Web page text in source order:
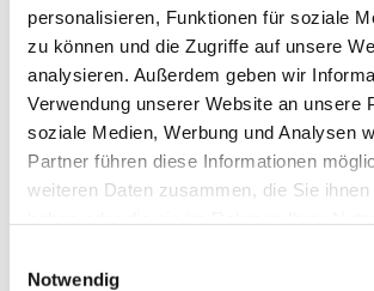
personalisieren, Funktionen für soziale
zu können und die Zugriffe auf unsere
analysieren. Außerdem geben wir
Verwendung unserer Website an unsere
soziale Medien, Werbung und Analysen
Partner führen diese Informationen
weiteren Daten zusammen, die Sie
Notwendig